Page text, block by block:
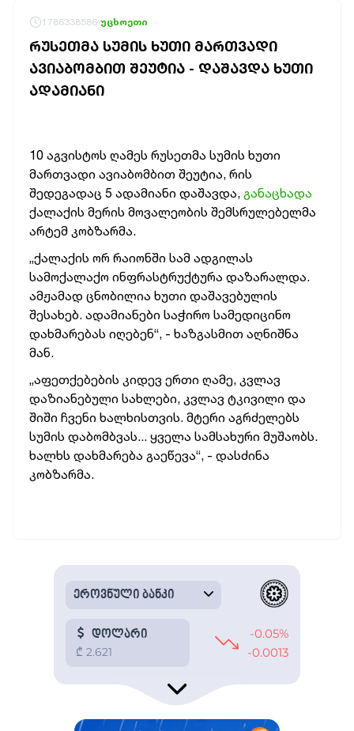
1786338586 უცხოეთი
ᲠᲣᲡᲔᲗᲛᲐ ᲡᲣᲛᲘᲡ ᲮᲣᲗᲘ ᲛᲐᲠᲗᲕᲐᲓᲘ
ᲐᲕᲘᲐᲑᲝᲛᲑᲘᲗ ᲨᲔᲣᲢᲘᲐ - ᲓᲐᲨᲐᲕᲓᲐ ᲮᲣᲗᲘ
ᲐᲓᲐᲛᲘᲐᲜᲘ
10 აგვისტოს ღამეს რუსეთმა სუმის ხუთი
მართვადი ავიაბომბით შეუტია, რის
შედეგადაც 5 ადამიანი დაშავდა, განაცხადა
ქალაქის მერის მოვალეობის შემსრულებელმა
არტემ კობზარმა.
„ქალაქის ორ რაიონში სამ ადგილას
სამოქალაქო ინფრასტრუქტურა დაზარალდა.
ამჟამად ცნობილია ხუთი დაშავებულის
შესახებ. ადამიანები საჭირო სამედიცინო
დახმარებას იღებენ“, - ხაზგასმით აღნიშნა
მან.
„აფეთქებების კიდევ ერთი ღამე, კვლავ
დაზიანებული სახლები, კვლავ ტკივილი და
შიში ჩვენი ხალხისთვის. მტერი აგრძელებს
სუმის დაბომბვას... ყველა სამსახური მუშაობს.
ხალხს დახმარება გაეწევა“, - დასძინა
კობზარმა.